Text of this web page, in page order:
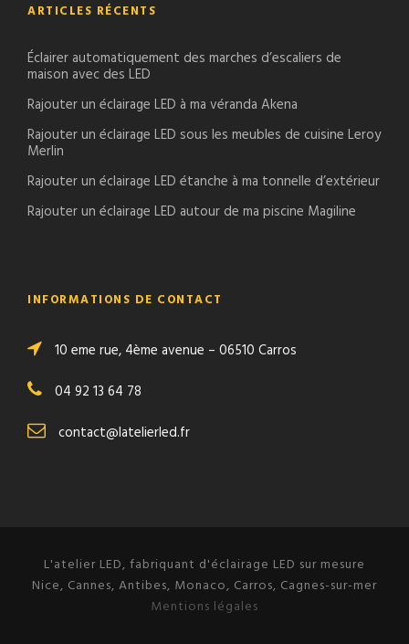
ARTICLES RÉCENTS
Éclairer automatiquement des marches d’escaliers de
maison avec des LED
Rajouter un éclairage LED à ma véranda Akena
Rajouter un éclairage LED sous les meubles de cuisine Leroy
Merlin
Rajouter un éclairage LED étanche à ma tonnelle d’extérieur
Rajouter un éclairage LED autour de ma piscine Magiline
INFORMATIONS DE CONTACT
10 eme rue, 4ème avenue – 06510 Carros
04 92 13 64 78
contact@latelierled.fr
L'atelier LED, fabriquant d'éclairage LED sur mesure
Nice, Cannes, Antibes, Monaco, Carros, Cagnes-sur-mer
Mentions légales